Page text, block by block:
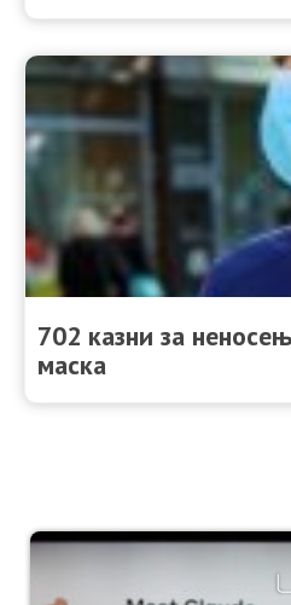
702 казни за
маска